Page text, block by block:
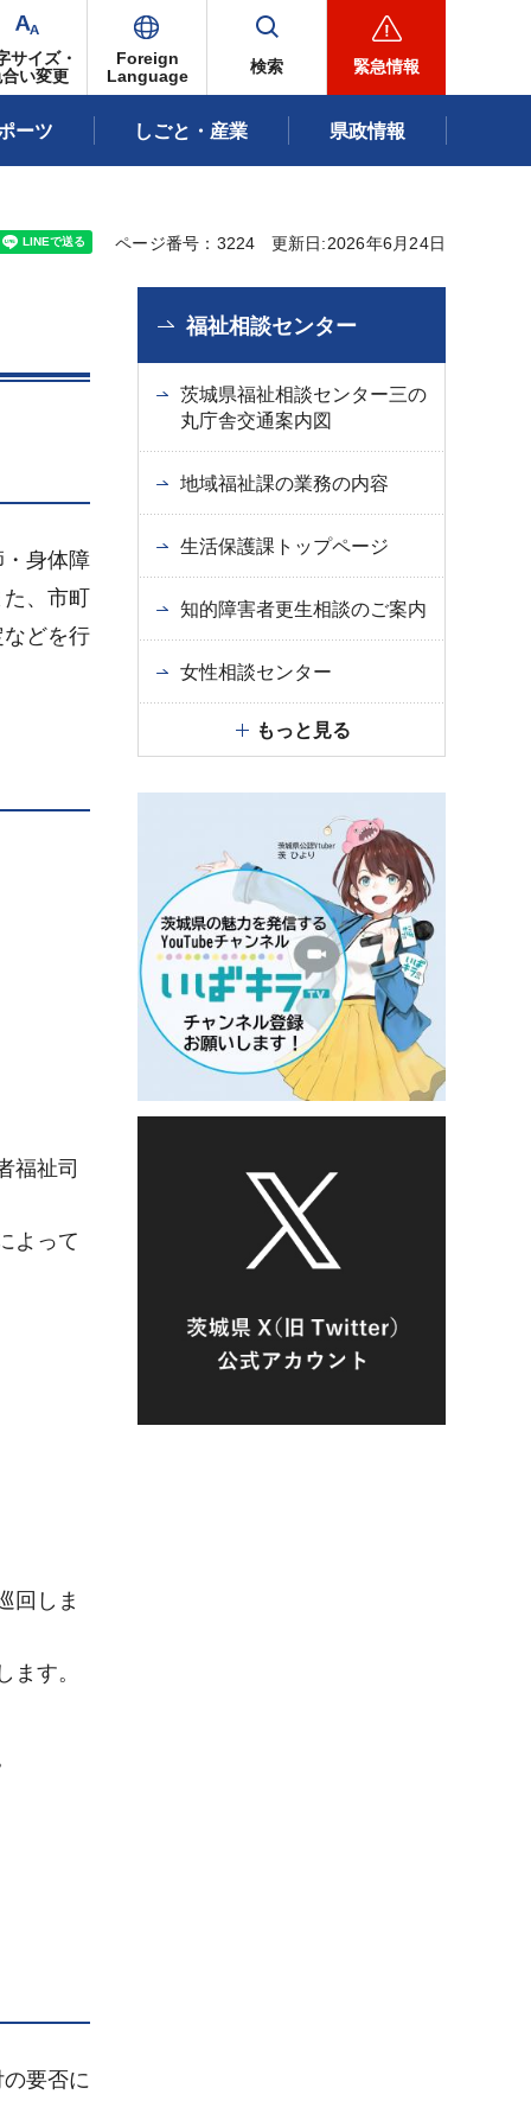
サイズ・
い変更
Foreign
Language
検索 緊急情報
ーツ しごと・産業 県政情報
ページ番号：3224 更新日:2026年6月24日
身体障
、市町
どを行
福祉司
よって
回しま
す。
要否に
福祉相談センター
茨城県福祉相談センター三の
丸庁舎交通案内図
地域福祉課の業務の内容
生活保護課トップページ
知的障害者更生相談のご案内
女性相談センター
もっと見る